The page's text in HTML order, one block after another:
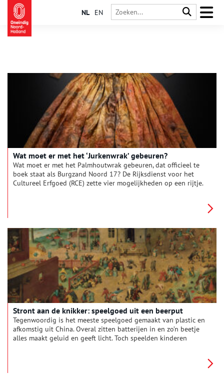
NL EN
Wat moet er met het ‘Jurkenwrak’ gebeuren?
Wat moet er met het Palmhoutwrak gebeuren, dat officieel te
boek staat als Burgzand Noord 17? De Rijksdienst voor het
Cultureel Erfgoed (RCE) zette vier mogelijkheden op een rijtje.
Stront aan de knikker: speelgoed uit een beerput
Tegenwoordig is het meeste speelgoed gemaakt van plastic en
afkomstig uit China. Overal zitten batterijen in en zo’n beetje
alles maakt geluid en geeft licht. Toch speelden kinderen